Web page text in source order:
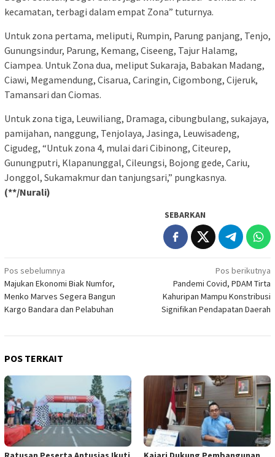
kecamatan, terbagi dalam empat Zona” tuturnya.
Untuk zona pertama, meliputi, Rumpin, Parung panjang, Tenjo,
Gunungsindur, Parung, Kemang, Ciseeng, Tajur Halamg,
Ciampea. Untuk Zona dua, meliput Sukaraja, Babakan Madang,
Ciawi, Megamendung, Cisarua, Caringin, Cigombong, Cijeruk,
Tamansari dan Ciomas.
Untuk zona tiga, Leuwiliang, Dramaga, cibungbulang, sukajaya,
pamijahan, nanggung, Tenjolaya, Jasinga, Leuwisadeng,
Cigudeg, “Untuk zona 4, mulai dari Cibinong, Citeurep,
Gunungputri, Klapanunggal, Cileungsi, Bojong gede, Cariu,
Jonggol, Sukamakmur dan tanjungsari,” pungkasnya.
(**/Nurali)
SEBARKAN
Navigasi
pos
Pos sebelumnya
Majukan Ekonomi Biak Numfor,
Menko Marves Segera Bangun
Kargo Bandara dan Pelabuhan
Pos berikutnya
Pandemi Covid, PDAM Tirta
Kahuripan Mampu Konstribusi
Signifikan Pendapatan Daerah
POS TERKAIT